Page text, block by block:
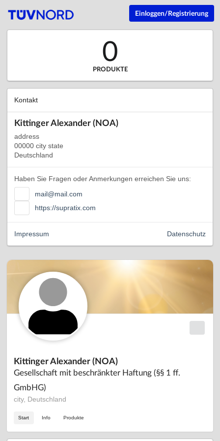
Einloggen/Registrierung
Kittinger Alexander (NOA)
Gesellschaft mit beschränkter Haftung (§§ 1 ff.
GmbHG)
city, Deutschland
Start Info Produkte
0
PRODUKTE
Kontakt
Kittinger Alexander (NOA)
address
00000 city state
Deutschland
Haben Sie Fragen oder Anmerkungen erreichen Sie uns:
mail@mail.com
https://supratix.com
Datenschutz
Impressum